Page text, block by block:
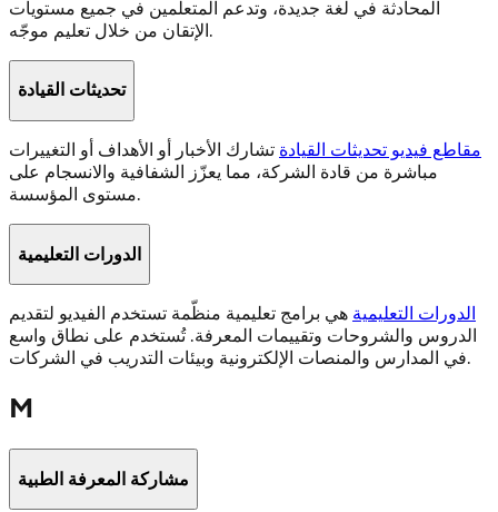
المحادثة في لغة جديدة، وتدعم المتعلمين في جميع مستويات
الإتقان من خلال تعليم موجّه.
تحديثات القيادة
مقاطع فيديو تحديثات القيادة تشارك الأخبار أو الأهداف أو التغييرات
مباشرة من قادة الشركة، مما يعزّز الشفافية والانسجام على
مستوى المؤسسة.
الدورات التعليمية
الدورات التعليمية هي برامج تعليمية منظّمة تستخدم الفيديو لتقديم
الدروس والشروحات وتقييمات المعرفة. تُستخدم على نطاق واسع
في المدارس والمنصات الإلكترونية وبيئات التدريب في الشركات.
M
مشاركة المعرفة الطبية